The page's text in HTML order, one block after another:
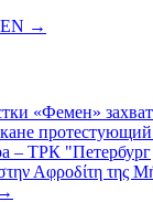
→
«Фемен»
протестующий
– ТРК "Петербург
Αφροδίτη της
→